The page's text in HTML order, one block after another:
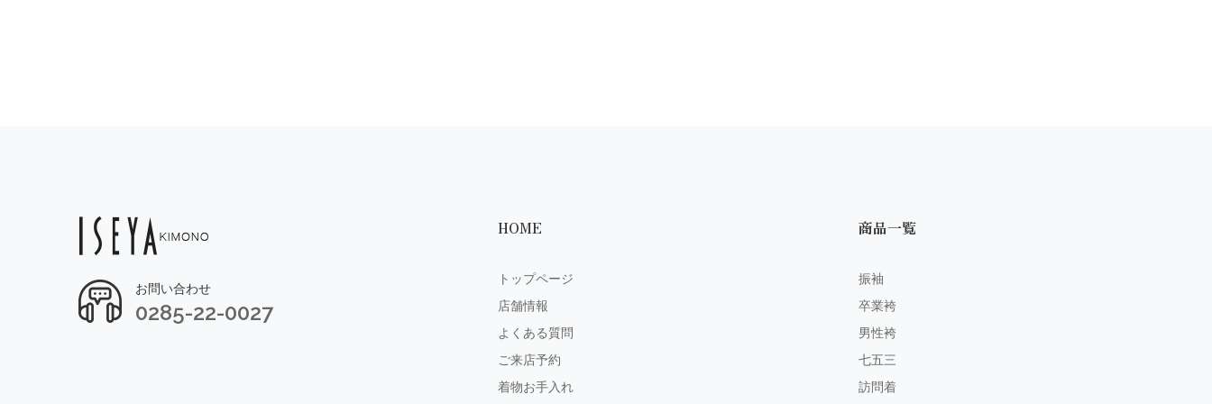
お問い合わせ
0285-22-0027
HOME
トップページ
店舗情報
よくある質問
ご来店予約
着物お手入れ
商品一覧
振袖
卒業袴
男性袴
七五三
訪問着